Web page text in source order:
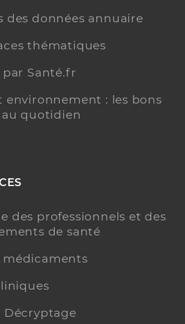
des données annuaire
thématiques
par Santé.fr
environnement : les bons
au quotidien
des professionnels et des
de santé
médicaments
Décryptage